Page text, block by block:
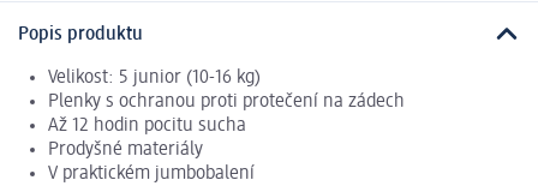
Popis produktu
Velikost: 5 junior (10-16 kg)
Plenky s ochranou proti protečení na zádech
Až 12 hodin pocitu sucha
Prodyšné materiály
V praktickém jumbobalení